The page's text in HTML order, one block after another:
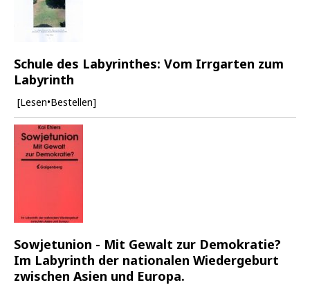
Schule des Labyrinthes: Vom Irrgarten zum
Labyrinth
[Lesen•Bestellen]
Sowjetunion - Mit Gewalt zur Demokratie?
Im Labyrinth der nationalen Wiedergeburt
zwischen Asien und Europa.